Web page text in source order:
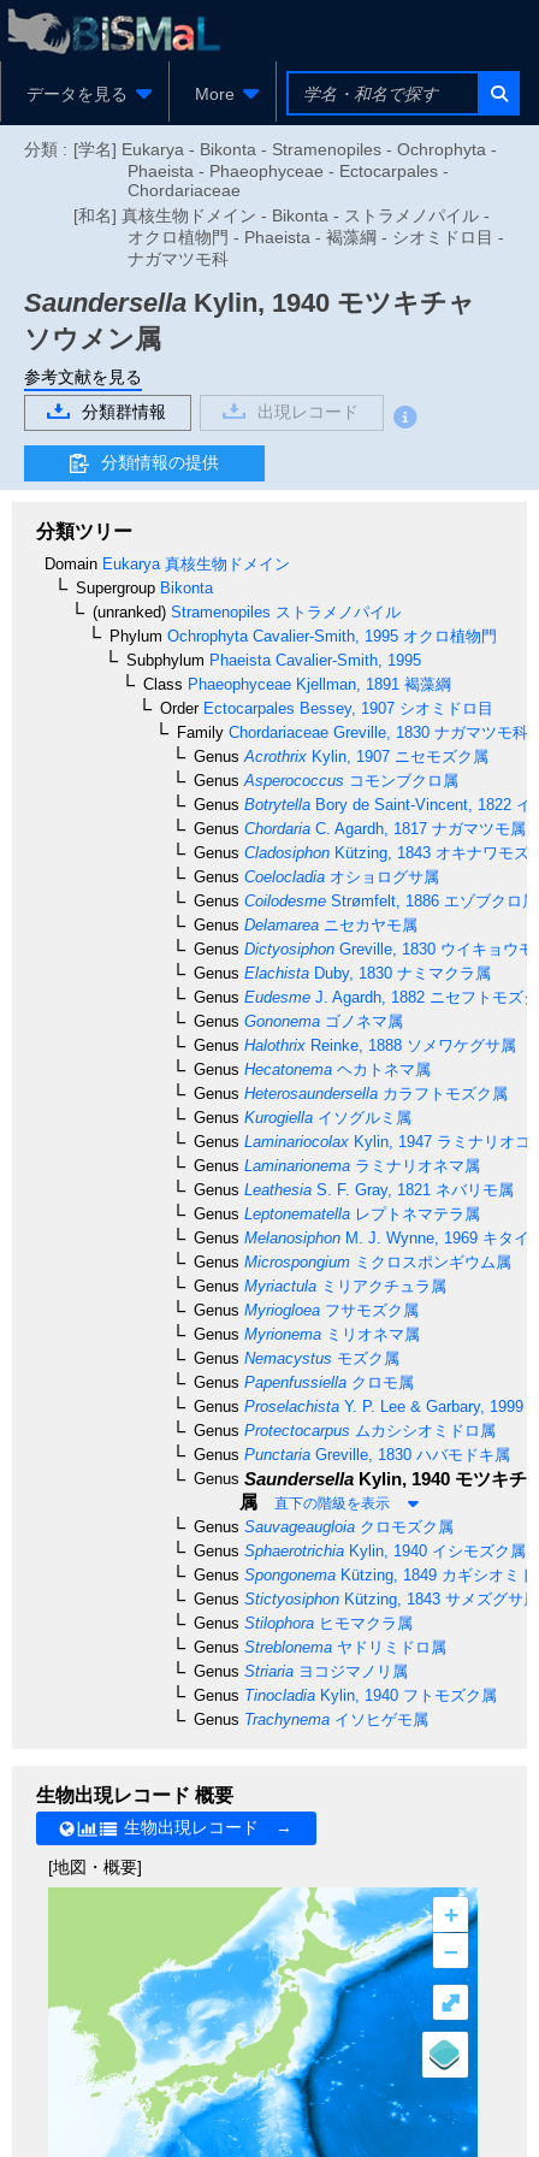
データを見る More
分類 : [学名] Eukarya - Bikonta - Stramenopiles - Ochrophyta -
Phaeista - Phaeophyceae - Ectocarpales -
Chordariaceae
[和名] 真核生物ドメイン - Bikonta - ストラメノパイル -
オクロ植物門 - Phaeista - 褐藻綱 - シオミドロ目 -
ナガマツモ科
Saundersella Kylin, 1940 モツキチャ
ソウメン属
参考文献を見る
分類群情報
出現レコード
分類情報の提供
分類ツリー
Domain Eukarya 真核生物ドメイン
Supergroup Bikonta
(unranked) Stramenopiles ストラメノパイル
Phylum Ochrophyta Cavalier-Smith, 1995 オクロ植物門
Subphylum Phaeista Cavalier-Smith, 1995
Class Phaeophyceae Kjellman, 1891 褐藻綱
OrderEctocarpales Bessey, 1907 シオミドロ目
Family Chordariaceae Greville, 1830 ナガマツモ科
Genus Acrothrix Kylin, 1907 ニセモズク属
Genus Asperococcus コモンブクロ属
Genus Botrytella Bory de Saint-Vincent, 1822 イ
Genus Chordaria C. Agardh, 1817 ナガマツモ属
Genus Cladosiphon Kützing, 1843 オキナワモズ
Genus Coelocladia オショログサ属
Genus Coilodesme Strømfelt, 1886 エゾブクロ属
Genus Delamarea ニセカヤモ属
Genus Dictyosiphon Greville, 1830 ウイキョウモ
Genus Elachista Duby, 1830 ナミマクラ属
Genus Eudesme J. Agardh, 1882 ニセフトモズ
Genus Gononema ゴノネマ属
Genus Halothrix Reinke, 1888 ソメワケグサ属
Genus Hecatonema ヘカトネマ属
Genus Heterosaundersella カラフトモズク属
Genus Kurogiella イソグルミ属
Genus Laminariocolax Kylin, 1947 ラミナリオコ
Genus Laminarionema ラミナリオネマ属
Genus Leathesia S. F. Gray, 1821 ネバリモ属
Genus Leptonematella レプトネマテラ属
Genus Melanosiphon M. J. Wynne, 1969 キタイ
Genus Microspongium ミクロスポンギウム属
Genus Myriactula ミリアクチュラ属
Genus Myriogloea フサモズク属
Genus Myrionema ミリオネマ属
Genus Nemacystus モズク属
Genus Papenfussiella クロモ属
Genus Proselachista Y. P. Lee & Garbary, 1999
Genus Protectocarpus ムカシシオミドロ属
Genus Punctaria Greville, 1830 ハバモドキ属
Genus Saundersella Kylin, 1940 モツキチ
属
直下の階級を表示
Genus Sauvageaugloia クロモズク属
Genus Sphaerotrichia Kylin, 1940 イシモズク属
Genus Spongonema Kützing, 1849 カギシオミド
Genus Stictyosiphon Kützing, 1843 サメズグサ属
Genus Stilophora ヒモマクラ属
Genus Streblonema ヤドリミドロ属
Genus Striaria ヨコジマノリ属
Genus Tinocladia Kylin, 1940 フトモズク属
Genus Trachynema イソヒゲモ属
生物出現レコード 概要
生物出現レコード →
[地図・概要]
+
–
⤢